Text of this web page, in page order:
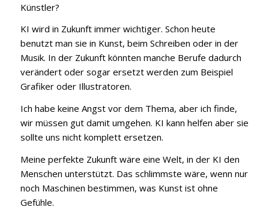
Künstler?
KI wird in Zukunft immer wichtiger. Schon heute
benutzt man sie in Kunst, beim Schreiben oder in der
Musik. In der Zukunft könnten manche Berufe dadurch
verändert oder sogar ersetzt werden zum Beispiel
Grafiker oder Illustratoren.
Ich habe keine Angst vor dem Thema, aber ich finde,
wir müssen gut damit umgehen. KI kann helfen aber sie
sollte uns nicht komplett ersetzen.
Meine perfekte Zukunft wäre eine Welt, in der KI den
Menschen unterstützt. Das schlimmste wäre, wenn nur
noch Maschinen bestimmen, was Kunst ist ohne
Gefühle.